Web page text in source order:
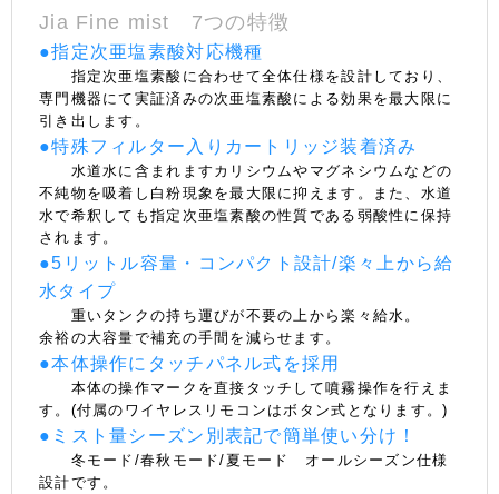
Jia Fine mist 7つの特徴
●指定次亜塩素酸対応機種
指定次亜塩素酸に合わせて全体仕様を設計しており、
専門機器にて実証済みの次亜塩素酸による効果を最大限に
引き出します。
●特殊フィルター入りカートリッジ装着済み
水道水に含まれますカリシウムやマグネシウムなどの
不純物を吸着し白粉現象を最大限に抑えます。また、水道
水で希釈しても指定次亜塩素酸の性質である弱酸性に保持
されます。
●5リットル容量・コンパクト設計/楽々上から給
水タイプ
重いタンクの持ち運びが不要の上から楽々給水。
余裕の大容量で補充の手間を減らせます。
●本体操作にタッチパネル式を採用
本体の操作マークを直接タッチして噴霧操作を行えま
す。(付属のワイヤレスリモコンはボタン式となります。)
●ミスト量シーズン別表記で簡単使い分け！
冬モード/春秋モード/夏モード オールシーズン仕様
設計です。